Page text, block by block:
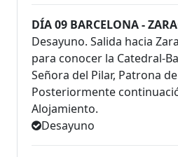
DÍA 09 BARCELONA -
Desayuno. Salida hacia
para conocer la Catedral-
Señora del Pilar, Patrona
Posteriormente
Alojamiento.
Desayuno